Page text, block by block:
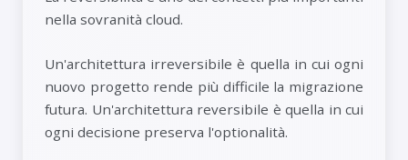
nella sovranità cloud.
Un'architettura irreversibile è quella in cui ogni
nuovo progetto rende più difficile la migrazione
futura. Un'architettura reversibile è quella in cui
ogni decisione preserva l'optionalità.